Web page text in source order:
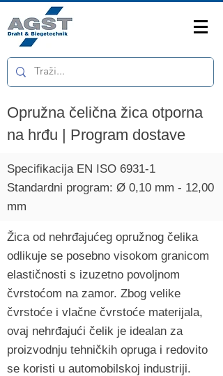
Opružna čelična žica otporna
na hrđu | Program dostave
Specifikacija EN ISO 6931-1
​​​Standardni program: Ø 0,10 mm - 12,00
mm
Žica od nehrđajućeg opružnog čelika
odlikuje se posebno visokom granicom
elastičnosti s izuzetno povoljnom
čvrstoćom na zamor. Zbog velike
čvrstoće i vlačne čvrstoće materijala,
ovaj nehrđajući čelik je idealan za
proizvodnju tehničkih opruga i redovito
se koristi u automobilskoj industriji.